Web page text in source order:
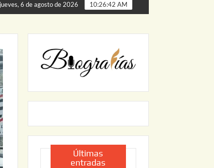
SEGURA” PARA FORTALECER EL ALMACENAMIENTO DE
jueves, 6 de agosto de 2026 10:26:43 AM
Últimas
entradas